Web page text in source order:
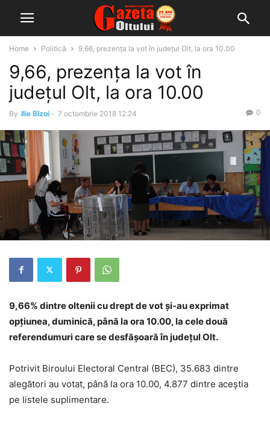
Home Politică 9,66, prezența la vot în județul Olt, la ora 10.00
9,66, prezența la vot în
județul Olt, la ora 10.00
By Ilie Bîzoi - 7 octombrie 2018 12:24 0
9,66% dintre oltenii cu drept de vot și-au exprimat
opțiunea, duminică, până la ora 10.00, la cele două
referendumuri care se desfăşoară în judeţul Olt.
Potrivit Biroului Electoral Central (BEC), 35.683 dintre
alegători au votat, până la ora 10.00, 4.877 dintre aceştia
pe listele suplimentare.